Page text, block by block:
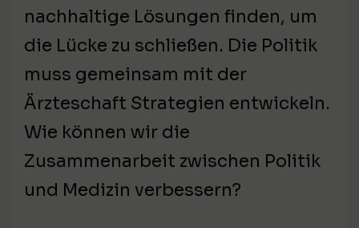
nachhaltige Lösungen finden, um
die Lücke zu schließen. Die Politik
muss gemeinsam mit der
Ärzteschaft Strategien entwickeln.
Wie können wir die
Zusammenarbeit zwischen Politik
und Medizin verbessern?